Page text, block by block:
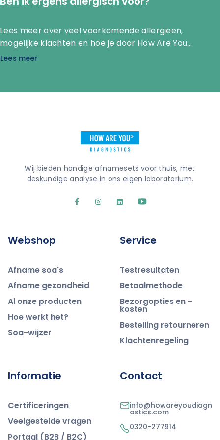
Lees meer over veel voorkomende allergieën,
mogelijke klachten en hoe je door How Are You
Diagnostics makkelijk jouw sample kunt laten
Lees meer
Wij bieden handige afnamesets voor thuis, met
deskundige analyse in ons eigen laboratorium.
Webshop
Afname soa's
Afname gezondheid
Al onze producten
Hoe werkt het?
Soa-wijzer
Service
Testresultaten
Betaalmethode
Bezorgopties en -
kosten
Bestelling retourneren
Klachtenregeling
Informatie
Certificeringen
Veelgestelde vragen
Portaal (B2B / B2C)
Contact
info@howareyoudiagn
ostics.com
0320-277914